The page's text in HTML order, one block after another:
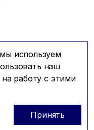
используем
наш
работу с этими
ПринятьProminado